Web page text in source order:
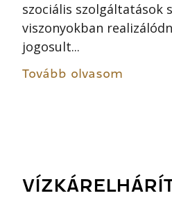
szociális szolgáltatások
viszonyokban
jogosult...
Tovább olvasom